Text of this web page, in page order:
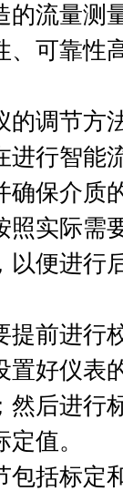
的流量测
、可靠性
调节方
行智能
确保介质
照实际需
以便进行
前进行
置好仪表
然后进行
值。
括标定